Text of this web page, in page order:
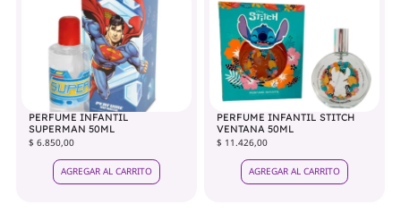
PERFUME INFANTIL
SUPERMAN 50ML
$ 6.850,00
AGREGAR AL CARRITO
PERFUME INFANTIL STITCH
VENTANA 50ML
$ 11.426,00
AGREGAR AL CARRITO